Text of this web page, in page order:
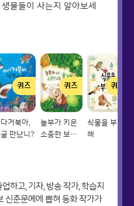
물들이 사는지 알아보세
퀴즈
거북아,
만났니?
퀴즈
놀부가 키운
소중한 보물
퀴즈
식물을 부탁
해
하고, 기자, 방송 작가, 학습지
신춘문예에 뽑혀 동화 작가가